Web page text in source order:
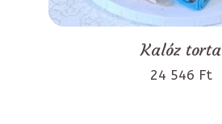
Kalóz torta
24 546 Ft